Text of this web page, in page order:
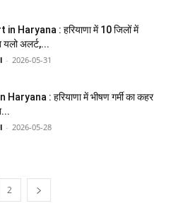
Haryana : हरियाणा में 10 जिलों में
यलो अलर्ट,...
- 2026-05-31
: हरियाणा में भीषण गर्मी का कहर
- 2026-05-28
2